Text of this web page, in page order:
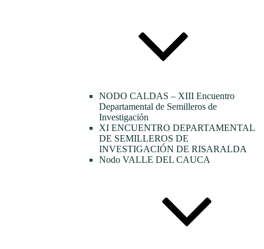
NODO CALDAS – XIII Encuentro
Departamental de Semilleros de
Investigación
XI ENCUENTRO DEPARTAMENTAL
DE SEMILLEROS DE
INVESTIGACIÓN DE RISARALDA
Nodo VALLE DEL CAUCA